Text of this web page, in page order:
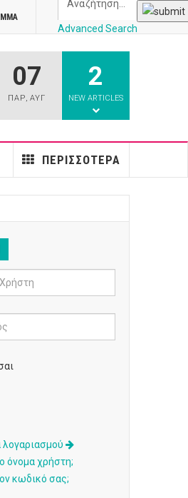
Advanced Search
07
ΠΑΡ,ΑΥΓ
2
NEW ARTICLES
ΠΕΡΙΣΣΌΤΕΡΑ
λογαριασμού
όνομα χρήστη;
κωδικό σας;